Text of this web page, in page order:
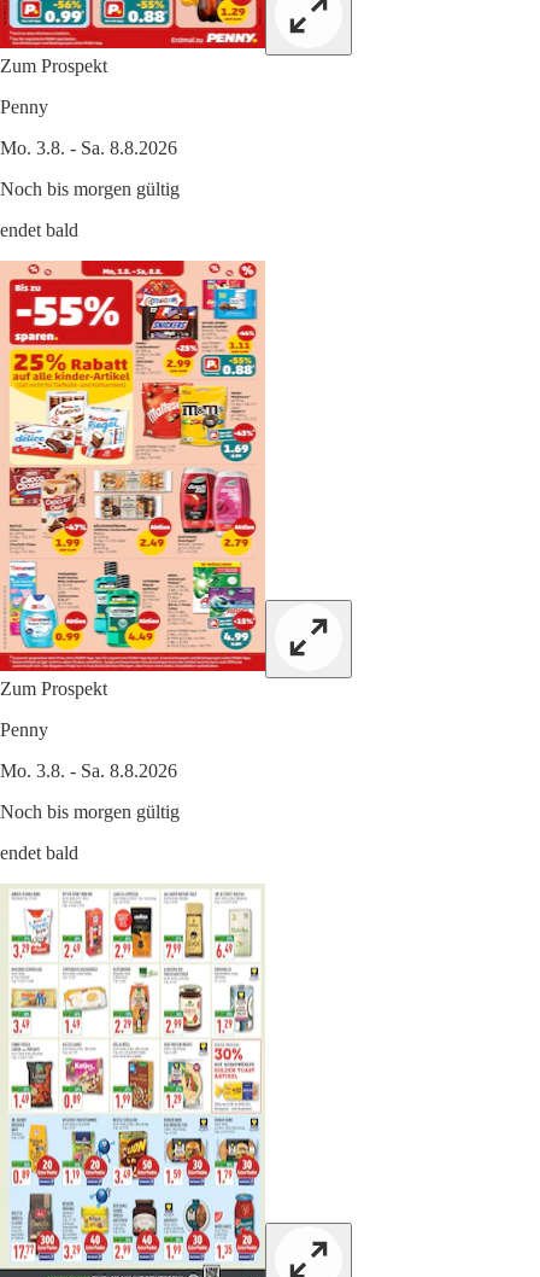
Zum Prospekt
Penny
Mo. 3.8. - Sa. 8.8.2026
Noch bis morgen gültig
endet bald
Zum Prospekt
Penny
Mo. 3.8. - Sa. 8.8.2026
Noch bis morgen gültig
endet bald